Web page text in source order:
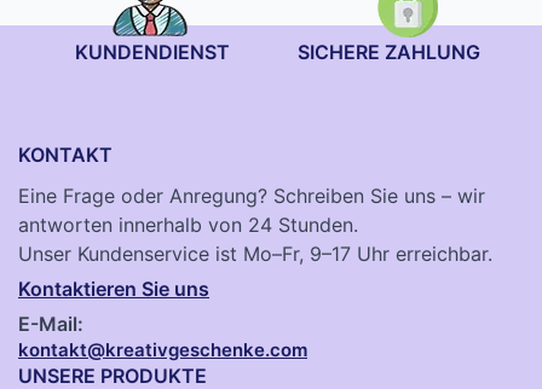
KUNDENDIENST SICHERE ZAHLUNG
KONTAKT
Eine Frage oder Anregung? Schreiben Sie uns – wir
antworten innerhalb von 24 Stunden.
Unser Kundenservice ist Mo–Fr, 9–17 Uhr erreichbar.
Kontaktieren Sie uns
E-Mail:
kontakt@kreativgeschenke.com
UNSERE PRODUKTE